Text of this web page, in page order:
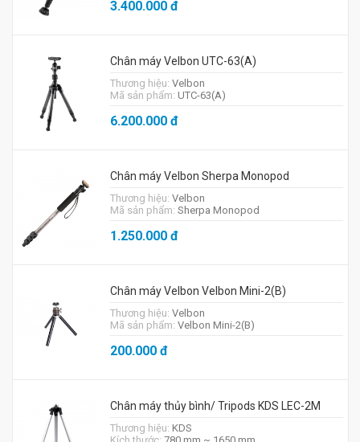
3.400.000đ
Chân máy Velbon UTC-63(A)
Thương hiệu: Velbon
Mã sản phẩm: UTC-63(A)
6.200.000đ
Chân máy Velbon Sherpa Monopod
Thương hiệu: Velbon
Mã sản phẩm: Sherpa Monopod
1.250.000đ
Chân máy Velbon Velbon Mini-2(B)
Thương hiệu: Velbon
Mã sản phẩm: Velbon Mini-2(B)
200.000đ
Chân máy thủy bình/ Tripods KDS LEC-2M
Thương hiệu: KDS